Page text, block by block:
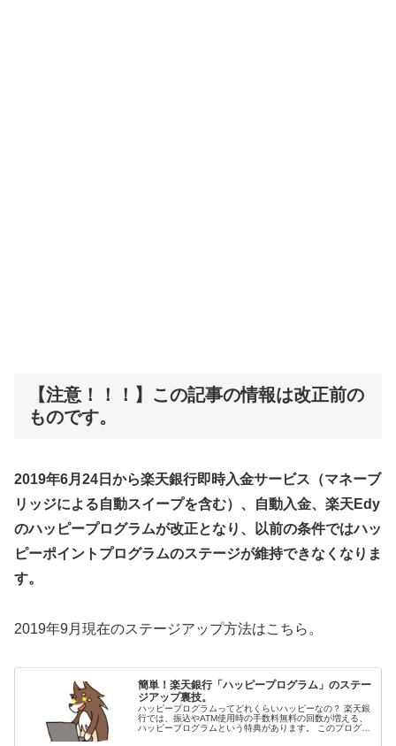
【注意！！！】この記事の情報は改正前の
ものです。
2019年6月24日から楽天銀行即時入金サービス（マネーブ
リッジによる自動スイープを含む）、自動入金、楽天Edy
のハッピープログラムが改正となり、以前の条件ではハッ
ピーポイントプログラムのステージが維持できなくなりま
す。
2019年9月現在のステージアップ方法はこちら。
簡単！楽天銀行「ハッピープログラム」のステー
ジアップ裏技。
ハッピープログラムってどれくらいハッピーなの？ 楽天銀
行では、振込やATM使用時の手数料無料の回数が増える、
ハッピープログラムという特典があります。 このプログラ